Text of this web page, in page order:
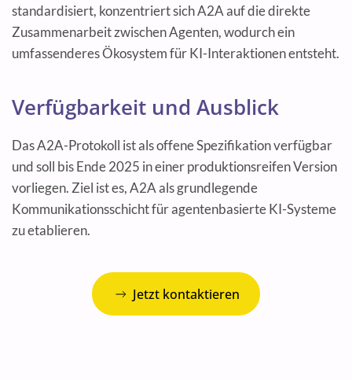
standardisiert, konzentriert sich A2A auf die direkte
Zusammenarbeit zwischen Agenten, wodurch ein
umfassenderes Ökosystem für KI-Interaktionen entsteht.
Verfügbarkeit und Ausblick
Das A2A-Protokoll ist als offene Spezifikation verfügbar
und soll bis Ende 2025 in einer produktionsreifen Version
vorliegen. Ziel ist es, A2A als grundlegende
Kommunikationsschicht für agentenbasierte KI-Systeme
zu etablieren.
Jetzt kontaktieren